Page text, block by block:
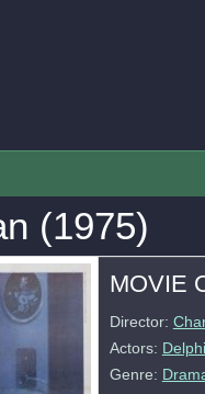
(1975)
MOVIE
Director:
Actors:
Genre: